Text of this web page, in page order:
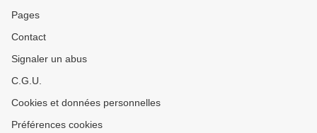
Pages
Contact
Signaler un abus
C.G.U.
Cookies et données personnelles
Préférences cookies